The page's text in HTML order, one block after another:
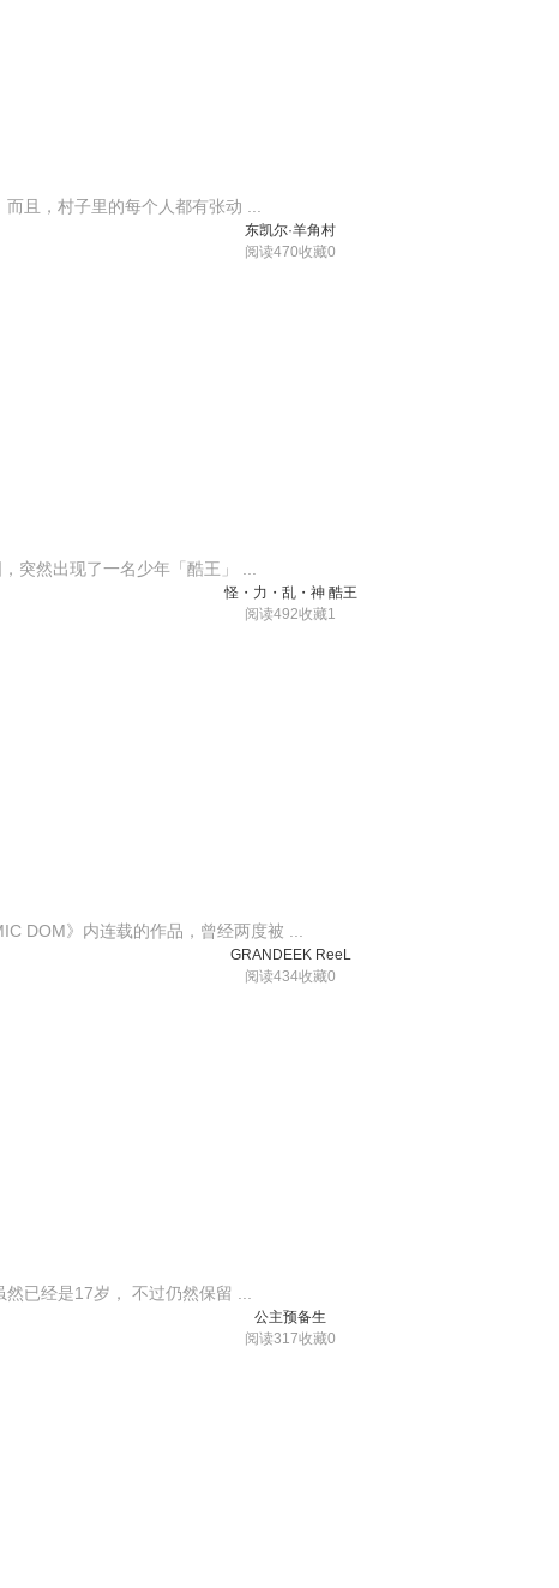
且，村子里的每个人都有张动 ...
东凯尔·羊角村
阅读470收藏0
突然出现了一名少年「酷王」 ...
怪・力・乱・神 酷王
阅读492收藏1
DOM》内连载的作品，曾经两度被 ...
GRANDEEK ReeL
阅读434收藏0
已经是17岁， 不过仍然保留 ...
公主预备生
阅读317收藏0